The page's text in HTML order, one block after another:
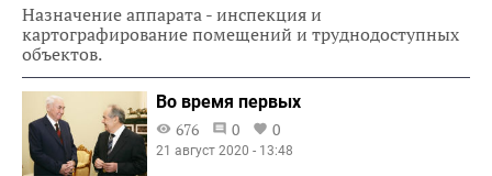
Назначение аппарата - инспекция и
картографирование помещений и труднодоступных
объектов.
Во время первых
676
0 0
21 август 2020 - 13:48